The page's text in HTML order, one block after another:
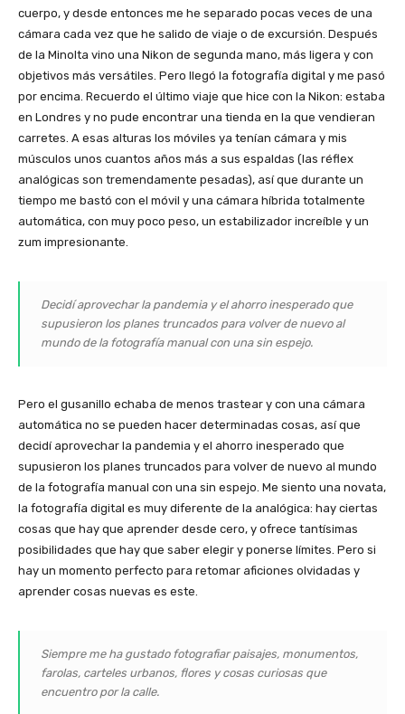
cuerpo, y desde entonces me he separado pocas veces de una
cámara cada vez que he salido de viaje o de excursión. Después
de la Minolta vino una Nikon de segunda mano, más ligera y con
objetivos más versátiles. Pero llegó la fotografía digital y me pasó
por encima. Recuerdo el último viaje que hice con la Nikon: estaba
en Londres y no pude encontrar una tienda en la que vendieran
carretes. A esas alturas los móviles ya tenían cámara y mis
músculos unos cuantos años más a sus espaldas (las réflex
analógicas son tremendamente pesadas), así que durante un
tiempo me bastó con el móvil y una cámara híbrida totalmente
automática, con muy poco peso, un estabilizador increíble y un
zum impresionante.
Decidí aprovechar la pandemia y el ahorro inesperado que
supusieron los planes truncados para volver de nuevo al
mundo de la fotografía manual con una sin espejo.
Pero el gusanillo echaba de menos trastear y con una cámara
automática no se pueden hacer determinadas cosas, así que
decidí aprovechar la pandemia y el ahorro inesperado que
supusieron los planes truncados para volver de nuevo al mundo
de la fotografía manual con una sin espejo. Me siento una novata,
la fotografía digital es muy diferente de la analógica: hay ciertas
cosas que hay que aprender desde cero, y ofrece tantísimas
posibilidades que hay que saber elegir y ponerse límites. Pero si
hay un momento perfecto para retomar aficiones olvidadas y
aprender cosas nuevas es este.
Siempre me ha gustado fotografiar paisajes, monumentos,
farolas, carteles urbanos, flores y cosas curiosas que
encuentro por la calle.